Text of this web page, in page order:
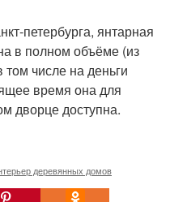
петербурга, янтарная
в полном объёме (из
том числе на деньги
время она для
дворце доступна.
деревянных домов